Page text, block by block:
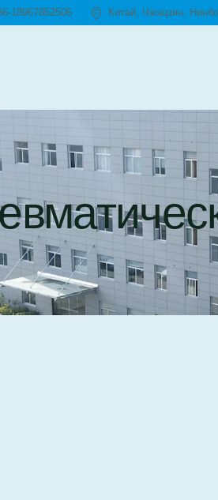
18967852506 Китай, Чжэцзян,